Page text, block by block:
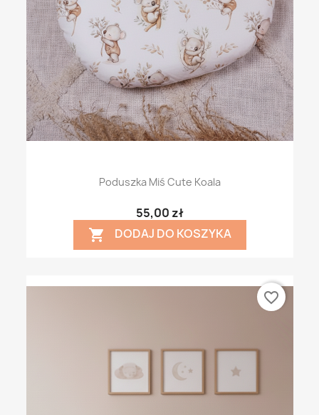
Poduszka Miś Cute Koala
55,00 zł
 DODAJ DO KOSZYKA
favorite_border